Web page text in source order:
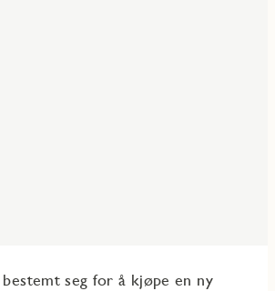
seg for å kjøpe en ny